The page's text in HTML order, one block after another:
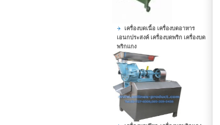
เครื่องบดเนื้อ เครื่องบดอาหาร
เอนกประสงค์ เครื่องบดพริก เครื่องบด
พริกแกง